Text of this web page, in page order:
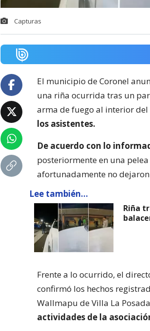
Capturas
El municipio de Coronel
una riña ocurrida tras un
arma de fuego al interior
los asistentes.
De acuerdo con lo
posteriormente en una
afortunadamente no
Lee también...
Riña
Frente a lo ocurrido, el
confirmó los hechos
Wallmapu de Villa La
actividades de la